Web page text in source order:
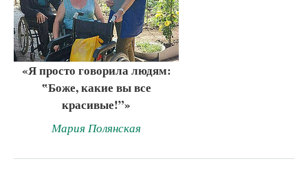
«Я просто говорила людям:
‟Боже, какие вы все
красивые!”»
Мария Полянская